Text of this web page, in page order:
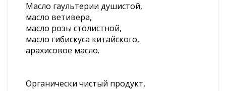
Масло гаультерии душистой,
масло ветивера,
масло розы столистной,
масло гибискуса китайского,
арахисовое масло.
Органически чистый продукт,